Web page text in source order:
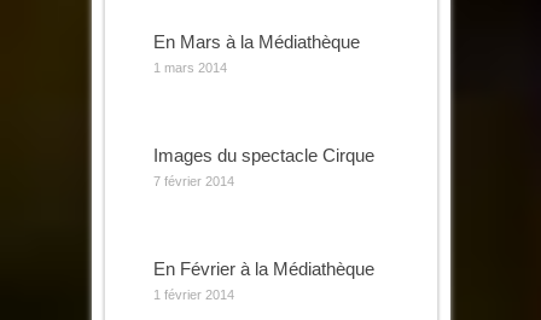
En Mars à la Médiathèque
1 mars 2014
Images du spectacle Cirque
7 février 2014
En Février à la Médiathèque
1 février 2014